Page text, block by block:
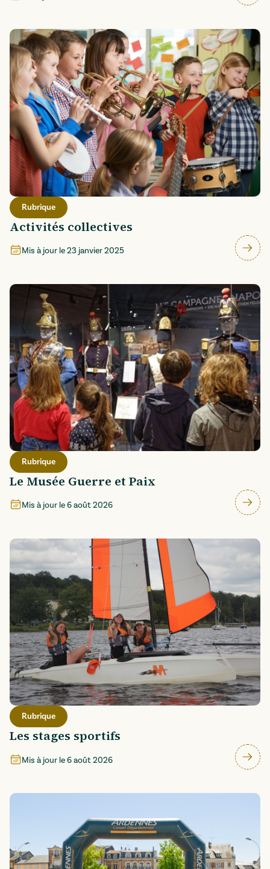
Rubrique
Activités collectives
Mis à jour le23 janvier 2025
Rubrique
Le Musée Guerre et Paix
Mis à jour le6 août 2026
Rubrique
Les stages sportifs
Mis à jour le6 août 2026